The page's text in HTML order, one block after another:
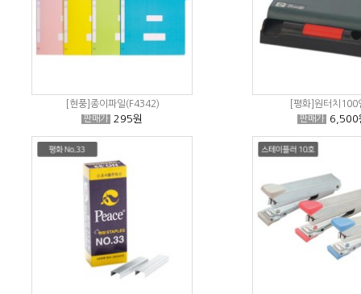
[현풍]종이파일(F4342)
판매가 295원
[평화]원터치100
판매가 6,500